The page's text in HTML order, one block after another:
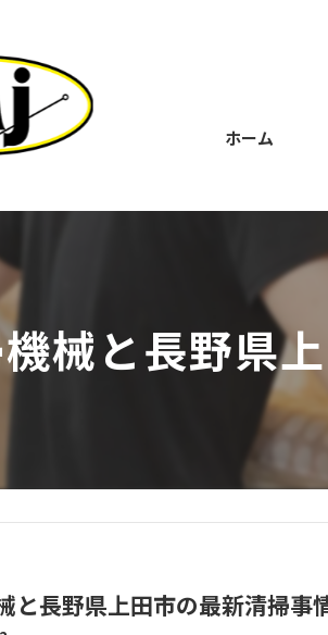
ホーム
械と長野県
と長野県上田市の最新清掃事